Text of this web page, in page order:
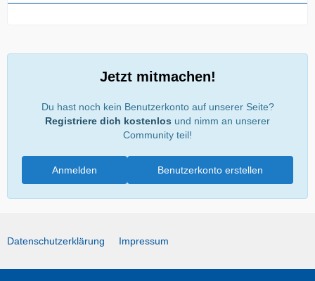
Jetzt mitmachen!
Du hast noch kein Benutzerkonto auf unserer Seite?
Registriere dich kostenlos und nimm an unserer
Community teil!
Benutzerkonto erstellen
Anmelden
Datenschutzerklärung Impressum